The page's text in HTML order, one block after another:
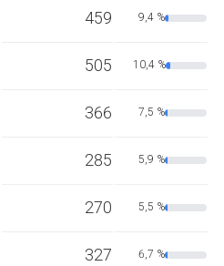
459 9,4 %
505 10,4 %
366 7,5 %
285 5,9 %
270 5,5 %
327 6,7 %